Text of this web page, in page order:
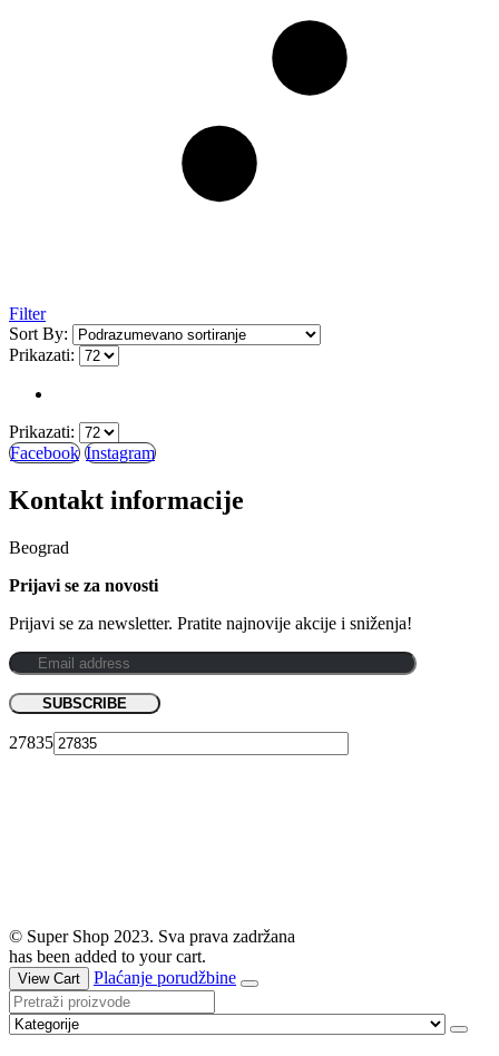
Filter
Sort By:
Prikazati:
Prikazati:
Facebook Instagram
Kontakt informacije
Beograd
Prijavi se za novosti
Prijavi se za newsletter. Pratite najnovije akcije i sniženja!
27835
© Super Shop 2023. Sva prava zadržana
has been added to your cart.
View Cart Plaćanje porudžbine